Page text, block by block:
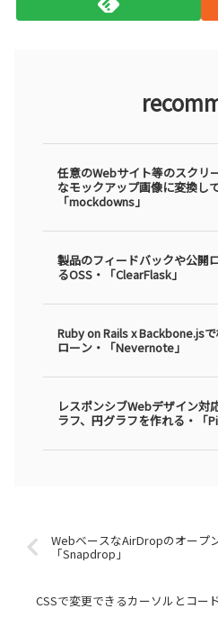
任意のWebサイト等のスクリ
なモックアップ画像に変換し
「mockdowns」
製品のフィードバックや公開
るOSS・「ClearFlask」
Ruby on Rails x Backbone.js
ローン・「Nevernote」
レスポンシブWebデザイン対
ラフ、円グラフを作れる・「
WebベースなAirDropのオープ
「Snapdrop」
CSSで変更できるカーソルとコー